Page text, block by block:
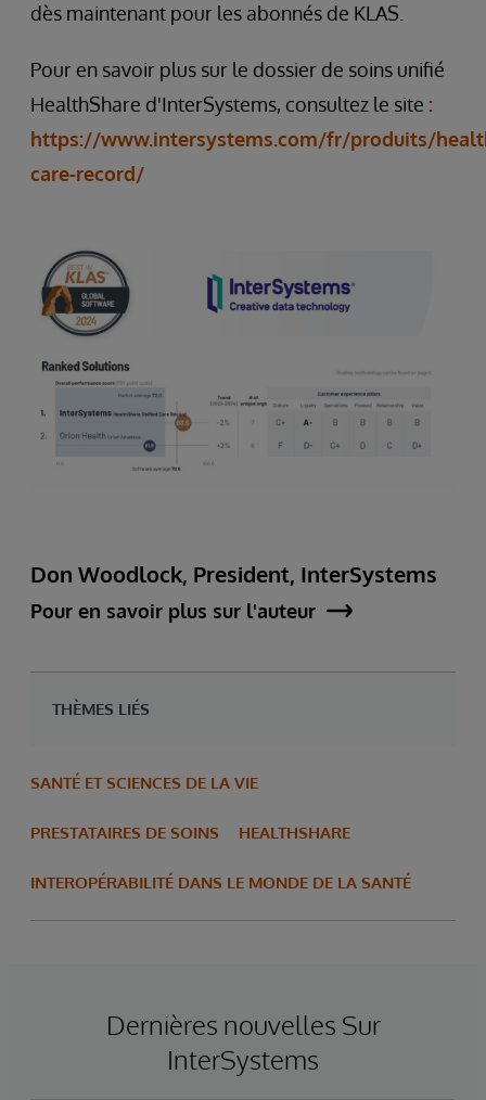
dès maintenant pour les abonnés de KLAS.
Pour en savoir plus sur le dossier de soins unifié
HealthShare d'InterSystems, consultez le site :
https://www.intersystems.com/fr/produits/
care-record/
Don Woodlock, President, InterSystems
Pour en savoir plus sur l'auteur
THÈMES LIÉS
SANTÉ ET SCIENCES DE LA VIE
PRESTATAIRES DE SOINS HEALTHSHARE
INTEROPÉRABILITÉ DANS LE MONDE DE LA SANTÉ
Dernières nouvelles Sur
InterSystems